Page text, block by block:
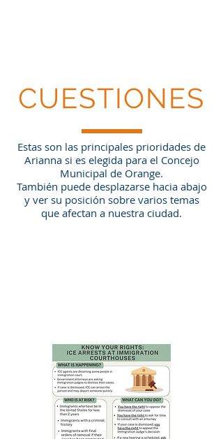
CUESTIONES
Estas son las principales prioridades de
Arianna si es elegida para el Concejo
Municipal de Orange.
También puede desplazarse hacia abajo
y ver su posición sobre varios temas
que afectan a nuestra ciudad.